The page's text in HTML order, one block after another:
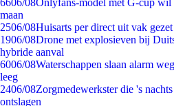
6606/08Onlyfans-model met G-cup wil
maan
2506/08Huisarts per direct uit vak
1906/08Drone met explosieven bij
hybride aanval
6006/08Waterschappen slaan alarm
leeg
2406/08Zorgmedewerkster die 's
ontslagen